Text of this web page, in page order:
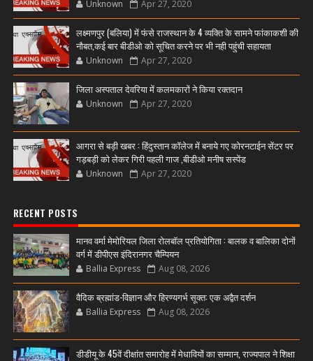
Unknown Apr 27, 2020
लक्ष्मणपुर (बलिया) में फंसे राजस्थान के 4 व्यक्ति के सामने फांकाकशी की
नौबत,कई बार बीडीओ को सूचित करने पर भी नही पहुंची सहायता
Unknown Apr 27, 2020
जिला अस्पताल देवरिया में कलमकारों ने किया रक्तदान
Unknown Apr 27, 2020
आगरा से बड़ी खबर : हिंदुस्तान कॉलेज में बनाये गए कोरनटाईन सेंटर पर
गड़बड़ी को लेकर गिरी पहली गाज ,बीडीओ मनीष सस्पेंड
Unknown Apr 27, 2020
RECENT POSTS
मानव वर्मा मेमोरियल जिला रोलबॉल प्रतियोगिता : बालक व बालिका दोनों
वर्ग में डीपीएस इंदिरानगर चैम्पियन
Ballia Express Aug 08, 2026
वैदिक ब्रह्मांड-विज्ञान और हिरण्यगर्भ सूक्त: एक अद्वैत दर्शन
Ballia Express Aug 08, 2026
डीडीयू के 45वें दीक्षांत समारोह में मेधावियों का सम्मान, राज्यपाल ने शिक्षा